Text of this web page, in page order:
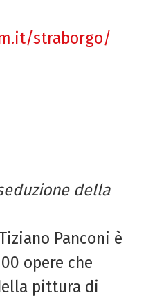
straborgo/
della
Panconi è
opere che
pittura di